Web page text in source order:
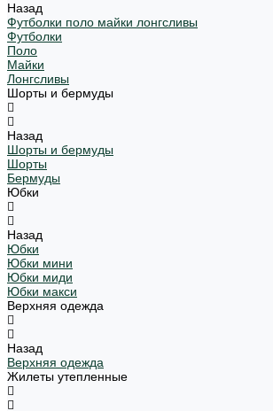
Назад
Футболки поло майки лонгсливы
Футболки
Поло
Майки
Лонгсливы
Шорты и бермуды
Назад
Шорты и бермуды
Шорты
Бермуды
Юбки
Назад
Юбки
Юбки мини
Юбки миди
Юбки макси
Верхняя одежда
Назад
Верхняя одежда
Жилеты утепленные